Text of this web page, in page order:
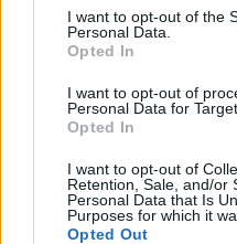
consent section.
I want to opt-out of the
Personal Data.
Opted In
I want to opt-out of
Personal Data for
Opted In
I want to opt-out of
Retention, Sale, and/or
Personal Data that Is
Purposes for which it
Opted Out